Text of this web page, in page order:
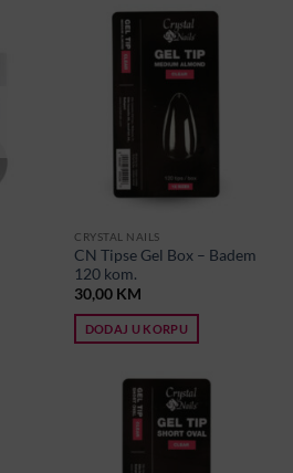
CRYSTAL NAILS
CN Tipse Gel Box – Badem
120 kom.
30,00 KM
DODAJ U KORPU